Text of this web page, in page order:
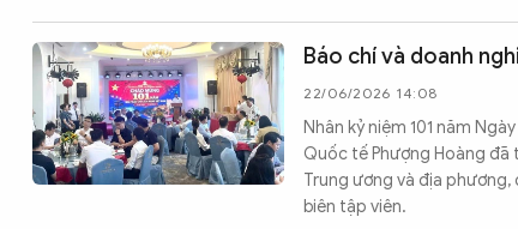
Báo chí và doanh
22/06/2026 14:08
Nhân kỷ niệm 101 năm
Quốc tế Phượng Hoàng
Trung ương và địa phương,
biên tập viên.